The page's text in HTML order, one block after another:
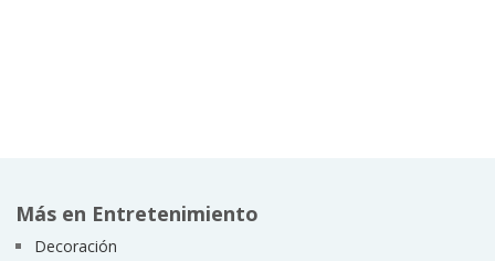
Más en Entretenimiento
Decoración